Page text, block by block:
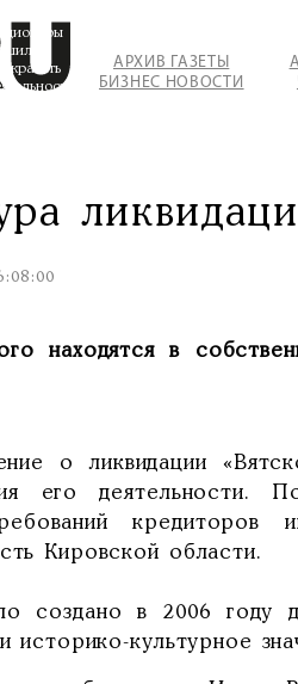
АРХИВ ГАЗЕТЫ
БИЗНЕС НОВОСТИ
находятся в
о ликвидации
его деятельности.
кредиторов
Кировской области.
создано в 2006 году
историко-культурное